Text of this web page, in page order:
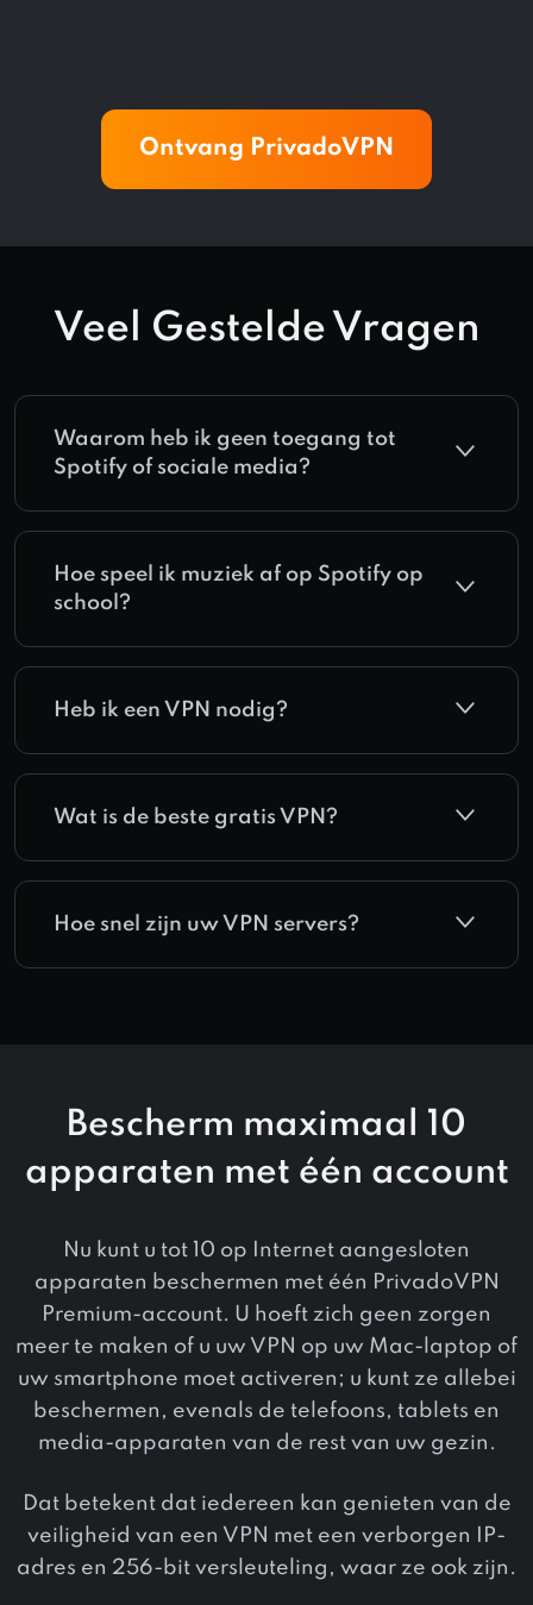
Ontvang PrivadoVPN
Veel Gestelde Vragen
Waarom heb ik geen toegang tot
Spotify of sociale media?
Hoe speel ik muziek af op Spotify op
school?
Heb ik een VPN nodig?
Wat is de beste gratis VPN?
Hoe snel zijn uw VPN servers?
Bescherm maximaal 10
apparaten met één account
Nu kunt u tot 10 op Internet aangesloten
apparaten beschermen met één PrivadoVPN
Premium-account. U hoeft zich geen zorgen
meer te maken of u uw VPN op uw Mac-laptop of
uw smartphone moet activeren; u kunt ze allebei
beschermen, evenals de telefoons, tablets en
media-apparaten van de rest van uw gezin.
Dat betekent dat iedereen kan genieten van de
veiligheid van een VPN met een verborgen IP-
adres en 256-bit versleuteling, waar ze ook zijn.